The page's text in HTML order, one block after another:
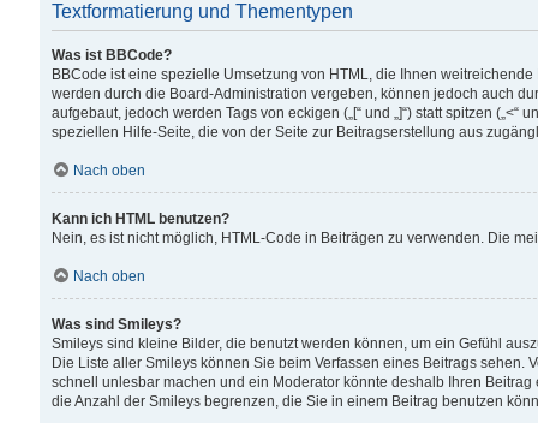
Textformatierung und Thementypen
Was ist BBCode?
BBCode ist eine spezielle Umsetzung von HTML, die Ihnen
werden durch die Board-Administration vergeben, können jedoch auch
aufgebaut, jedoch werden Tags von eckigen („[“ und „]“) statt spitzen
speziellen Hilfe-Seite, die von der Seite zur Beitragserstellung aus
Nach oben
Kann ich HTML benutzen?
Nein, es ist nicht möglich, HTML-Code in Beiträgen zu verwenden. Die
Nach oben
Was sind Smileys?
Smileys sind kleine Bilder, die benutzt werden können, um ein Gefühl
Die Liste aller Smileys können Sie beim Verfassen eines Beitrags
schnell unlesbar machen und ein Moderator könnte deshalb Ihren
die Anzahl der Smileys begrenzen, die Sie in einem Beitrag benutzen